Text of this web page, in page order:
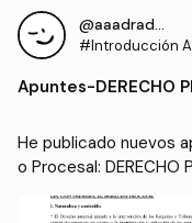
@aaadrados
#Introducción
Apuntes-DERECHO
He publicado nuevos
o Procesal: DERECHO